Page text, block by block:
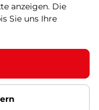
Widerruf erklären
Google
anzeigen. Die
Sie uns Ihre